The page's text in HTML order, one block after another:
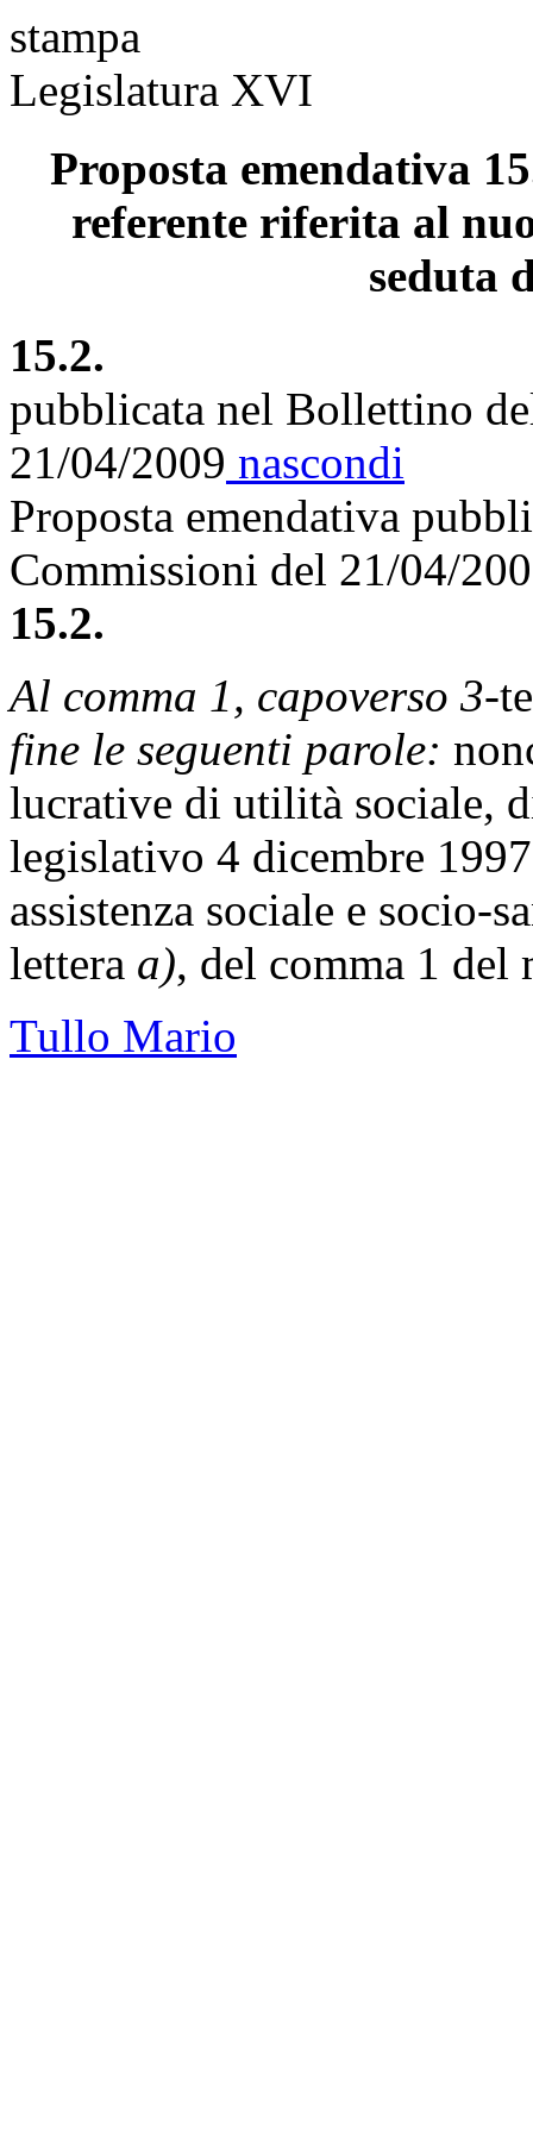
stampa
Legislatura XVI
Proposta emendativa
referente riferita al
seduta
15.2.
pubblicata nel Bollettino
21/04/2009 nascondi
Proposta emendativa
Commissioni del 21/04/
15.2.
Al comma 1, capoverso 3-
fine le seguenti parole:
lucrative di utilità sociale,
legislativo 4 dicembre
assistenza sociale e socio-
lettera a), del comma 1 del
Tullo Mario